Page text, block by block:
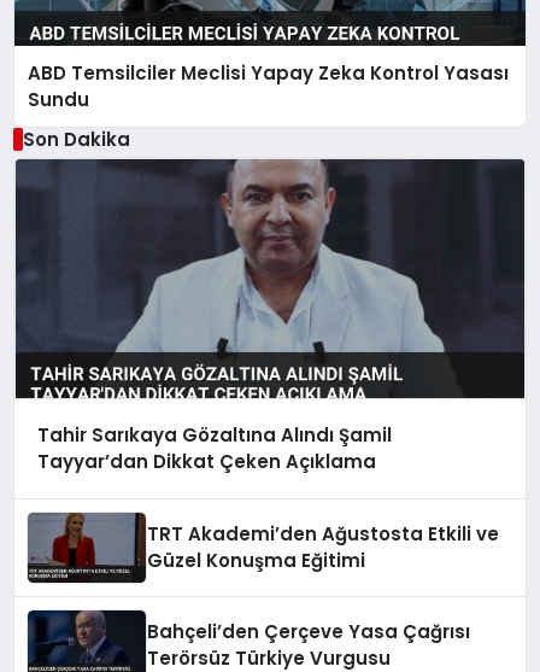
ABD Temsilciler Meclisi Yapay Zeka Kontrol Yasası
Sundu
Son Dakika
Tahir Sarıkaya Gözaltına Alındı Şamil
Tayyar’dan Dikkat Çeken Açıklama
TRT Akademi’den Ağustosta Etkili ve
Güzel Konuşma Eğitimi
Bahçeli’den Çerçeve Yasa Çağrısı
Terörsüz Türkiye Vurgusu